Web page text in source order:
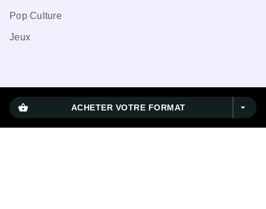
shopping_basket ACHETER VOTRE FORMAT arrow_drop_down
Pop Culture
Jeux
CGU
Charte de référencement